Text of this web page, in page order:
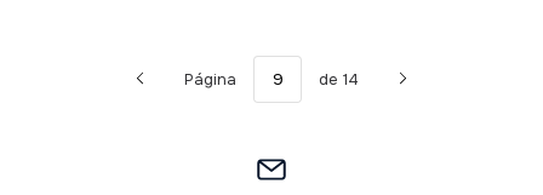
Página de 14